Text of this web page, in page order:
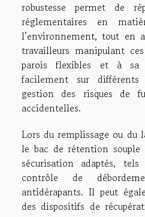
robustesse permet de
réglementaires en
l’environnement, tout en
travailleurs manipulant
parois flexibles et à sa
facilement sur
gestion des risques de
accidentelles.
Lors du remplissage ou du
le bac de rétention
sécurisation adaptés,
contrôle de
antidérapants. Il peut
des dispositifs de